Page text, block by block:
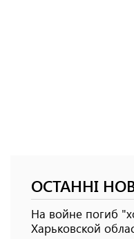
ОСТАННІ
На войне погиб
Харьковской